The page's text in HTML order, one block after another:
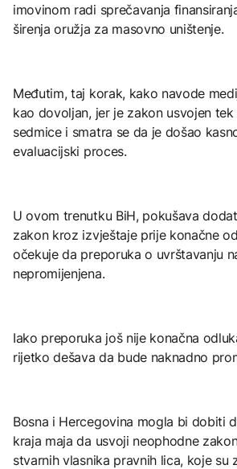
imovinom radi sprečavanja
širenja oružja za masovno uništenje.
Međutim, taj korak, kako navode
kao dovoljan, jer je zakon usvojen
sedmice i smatra se da je došao
evaluacijski proces.
U ovom trenutku BiH, pokušava
zakon kroz izvještaje prije konačne
očekuje da preporuka o uvrštavanju
nepromijenjena.
Iako preporuka još nije konačna
rijetko dešava da bude naknadno
Bosna i Hercegovina mogla bi dobiti
kraja maja da usvoji neophodne
stvarnih vlasnika pravnih lica, koje su